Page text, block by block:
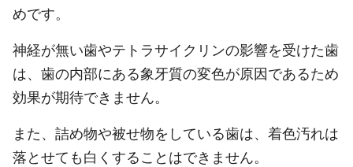
めです。
神経が無い歯やテトラサイクリンの影響を受けた歯
は、歯の内部にある象牙質の変色が原因であるため
効果が期待できません。
また、詰め物や被せ物をしている歯は、着色汚れは
落とせても白くすることはできません。